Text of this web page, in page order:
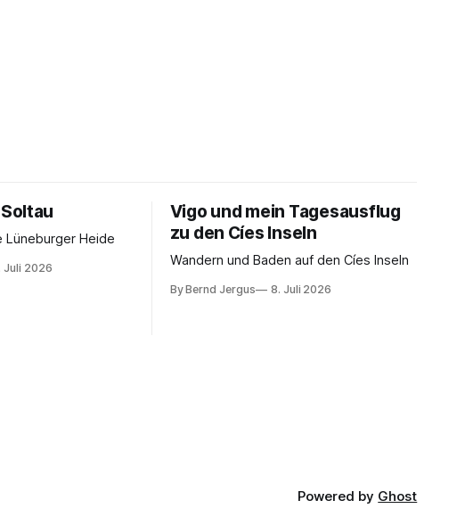
Lüneburger Heide
Juli 2026
Vigo und mein Tagesausflug
zu den Cíes Inseln
Wandern und Baden auf den Cíes Inseln
By Bernd Jergus 8. Juli 2026
Powered by Ghost